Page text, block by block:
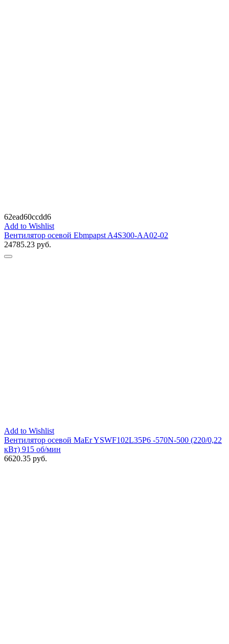
62ead60ccdd6
Add to Wishlist
Вентилятор осевой Ebmpapst A4S300-AA02-02
24785.23 руб.
Add to Wishlist
Вентилятор осевой MaEr YSWF102L35P6 -570N-500 (220/0,22
кВт) 915 об/мин
6620.35 руб.